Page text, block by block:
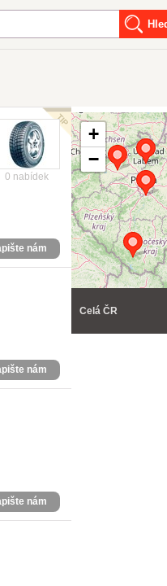
0 nabídek
nám
nám
nám
+
−
Celá ČR